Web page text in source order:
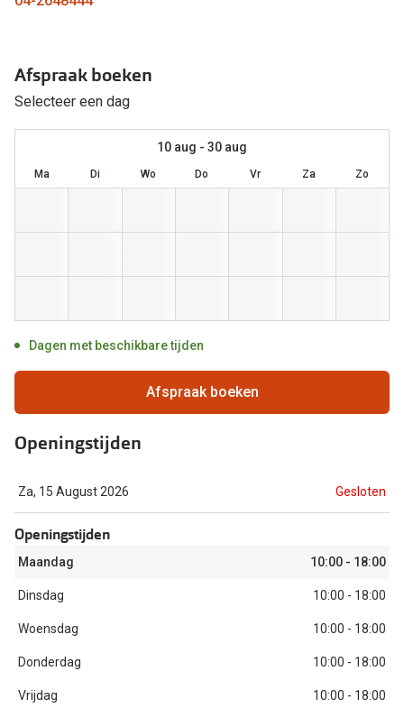
Pearle Bril Plan
Acties
3 voor 1: koop, krijg en geef een bril
Bekijk alle brillenacties
Uitgelicht
Nieuwe collectie
Ray-Ban
Seen
Vogue
Ralph Lauren
Burberry
Oakley
Probeer
Air Optix
Bausch +
Proclear
Alle
Online
Doe de
Afspraak boeken
Selecteer een dag
10 aug - 30 aug
Ma Di Wo Do Vr Za Zo
Dagen met beschikbare tijden
Afspraak boeken
Openingstijden
Za, 15 August 2026 Gesloten
Openingstijden
Maandag 10:00 - 18:00
Dinsdag 10:00 - 18:00
Woensdag 10:00 - 18:00
Donderdag 10:00 - 18:00
Vrijdag 10:00 - 18:00